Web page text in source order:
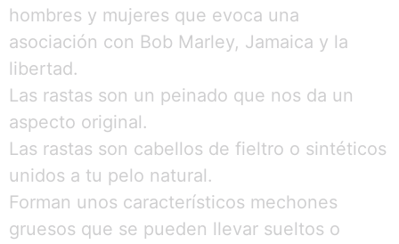
hombres y mujeres que evoca una
asociación con Bob Marley, Jamaica y la
libertad.
Las rastas son un peinado que nos da un
aspecto original.
Las rastas son cabellos de fieltro o sintéticos
unidos a tu pelo natural.
Forman unos característicos mechones
gruesos que se pueden llevar sueltos o